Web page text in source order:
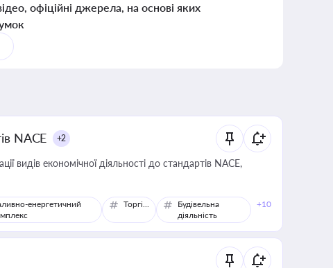
офіційні джерела, на основі яких
NACE +2
видів економічної діяльності до стандартів NACE,
енергетичний
Торгівля
Будівельна
діяльність
+10